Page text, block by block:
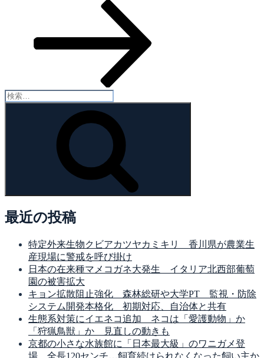
検
最近の投稿
特定外来生物クビアカツヤカミキリ 香川県が農業生
産現場に警戒を呼び掛け
日本の在来種マメコガネ大発生 イタリア北西部葡萄
園の被害拡大
キョン拡散阻止強化 森林総研や大学PT 監視・防除
システム開発本格化 初期対応、自治体と共有
生態系対策にイエネコ追加 ネコは「愛護動物」か
「狩猟鳥獣」か 見直しの動きも
京都の小さな水族館に「日本最大級」のワニガメ登
場 全長120センチ…飼育続けられなくなった飼い主か